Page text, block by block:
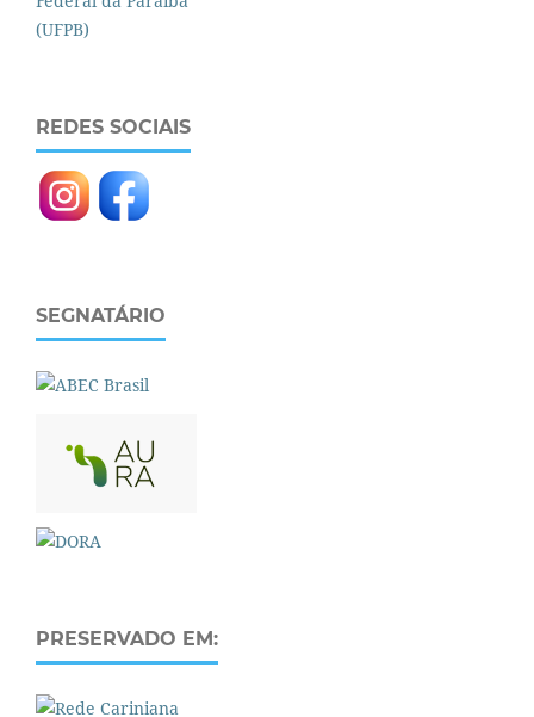
REDES SOCIAIS
SEGNATÁRIO
PRESERVADO EM: